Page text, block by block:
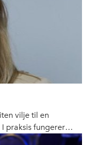
vilje til en
praksis fungerer
medfører